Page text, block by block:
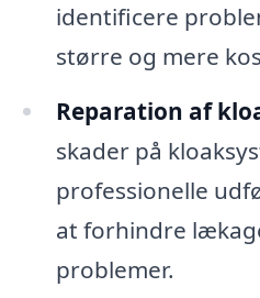
identificere
større og mere
Reparation af
skader på
professionelle
at forhindre
problemer.